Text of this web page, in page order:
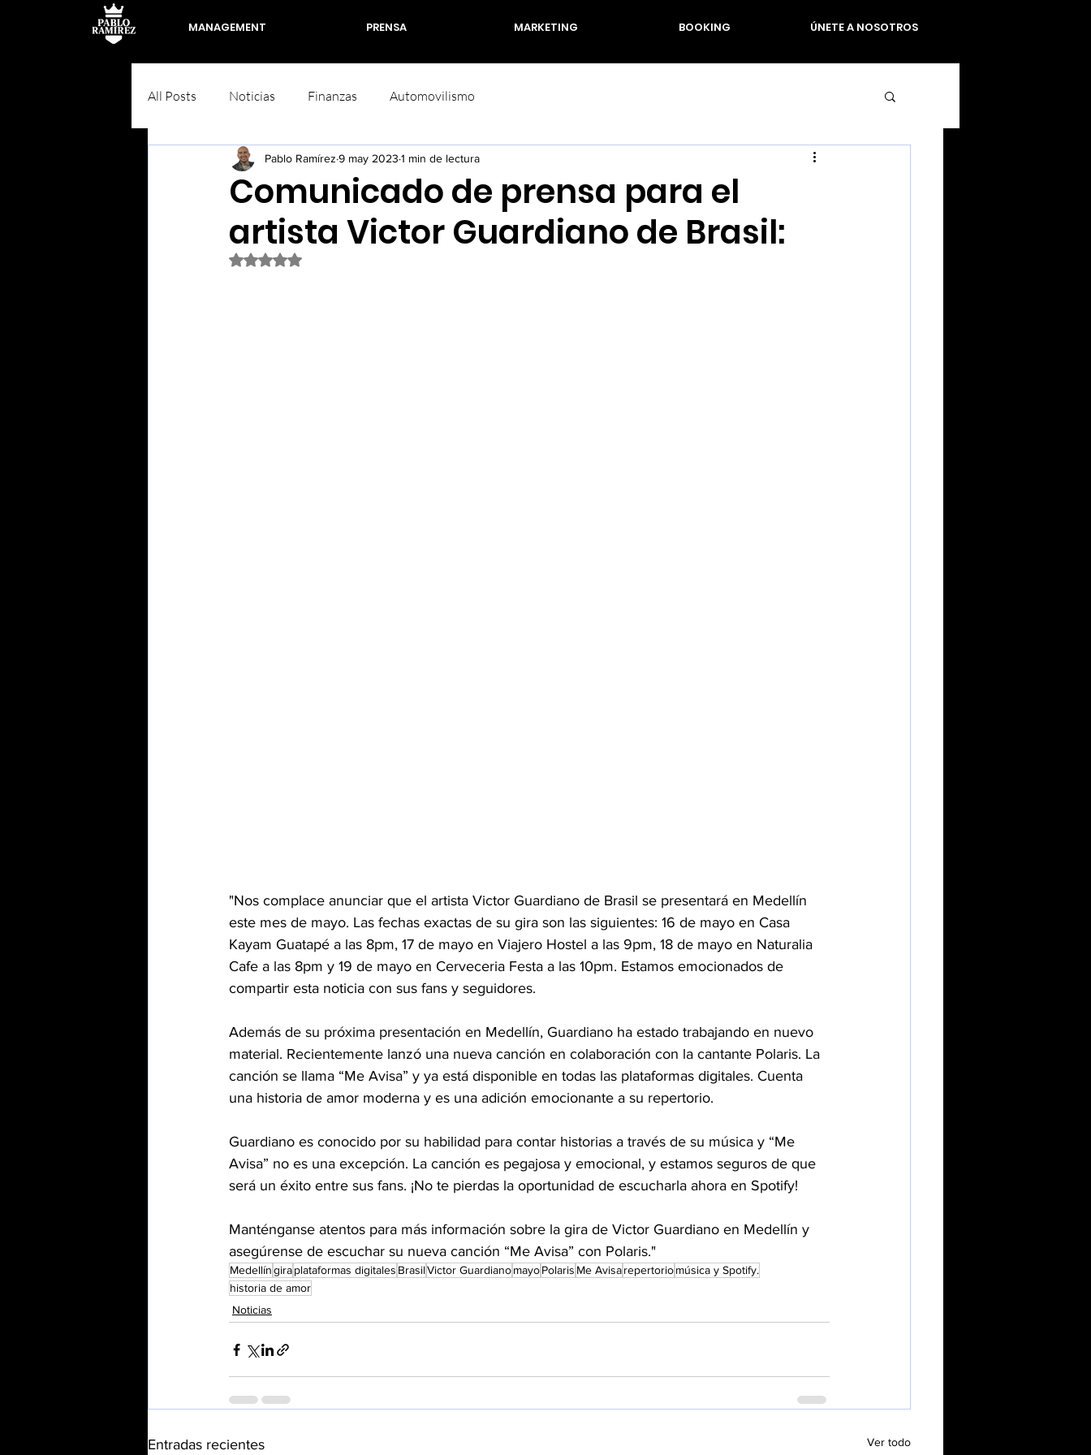
MANAGEMENT PRENSA MARKETING BOOKING ÚNETE A NOSOTROS
All Posts Noticias Finanzas Automovilismo
Comunicado de prensa para el
artista Victor Guardiano de Brasil:
Pablo Ramírez 9 may 2023 1 min de lectura
Obtuvo NaN de 5 estrellas.
"Nos complace anunciar que el artista Victor Guardiano de Brasil se presentará en Medellín
este mes de mayo. Las fechas exactas de su gira son las siguientes: 16 de mayo en Casa
Kayam Guatapé a las 8pm, 17 de mayo en Viajero Hostel a las 9pm, 18 de mayo en Naturalia
Cafe a las 8pm y 19 de mayo en Cerveceria Festa a las 10pm. Estamos emocionados de
compartir esta noticia con sus fans y seguidores.
Además de su próxima presentación en Medellín, Guardiano ha estado trabajando en nuevo
material. Recientemente lanzó una nueva canción en colaboración con la cantante Polaris. La
canción se llama “Me Avisa” y ya está disponible en todas las plataformas digitales. Cuenta
una historia de amor moderna y es una adición emocionante a su repertorio.
Guardiano es conocido por su habilidad para contar historias a través de su música y “Me
Avisa” no es una excepción. La canción es pegajosa y emocional, y estamos seguros de que
será un éxito entre sus fans. ¡No te pierdas la oportunidad de escucharla ahora en Spotify!
Manténganse atentos para más información sobre la gira de Victor Guardiano en Medellín y
asegúrense de escuchar su nueva canción “Me Avisa” con Polaris."
Medellíngiraplataformas digitales BrasilVictor GuardianomayoPolaris Me Avisarepertoriomúsica y Spotify.
historia de amor
Noticias
Entradas recientes Ver todo